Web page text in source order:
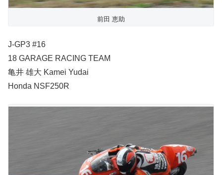
前田 恵助
J-GP3 #16
18 GARAGE RACING TEAM
亀井 雄大 Kamei Yudai
Honda NSF250R